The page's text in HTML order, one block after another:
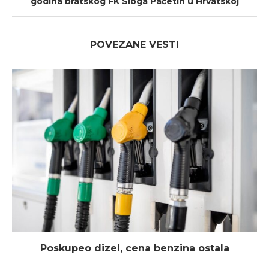
POVEZANE VESTI
Poskupeo dizel, cena benzina ostala